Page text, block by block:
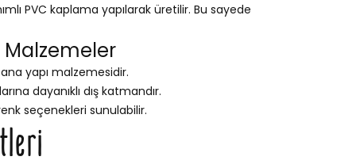
PVC kaplama yapılarak üretilir. Bu sayede
Malzemeler
yapı malzemesidir.
dayanıklı dış katmandır.
seçenekleri sunulabilir.